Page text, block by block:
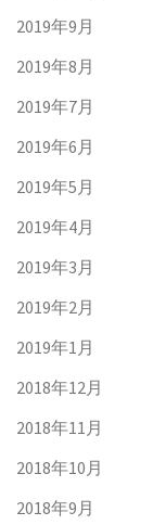
2019年9月
2019年8月
2019年7月
2019年6月
2019年5月
2019年4月
2019年3月
2019年2月
2019年1月
2018年12月
2018年11月
2018年10月
2018年9月